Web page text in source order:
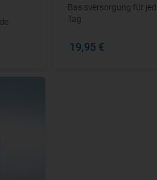
Basisversorgung für
Tag
19,95 €